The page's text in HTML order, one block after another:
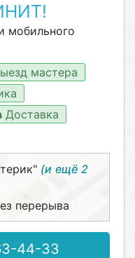
мобильного
мастера
Доставка
(и ещё 2
перерыва
44-33